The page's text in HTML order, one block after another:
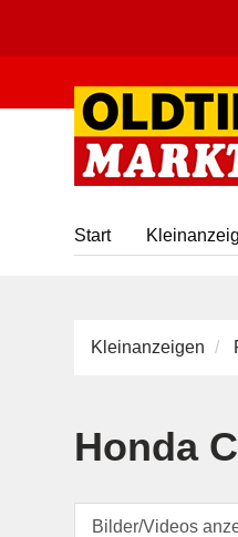
Start
Kleinanzeigen
Honda
Bilder/Videos